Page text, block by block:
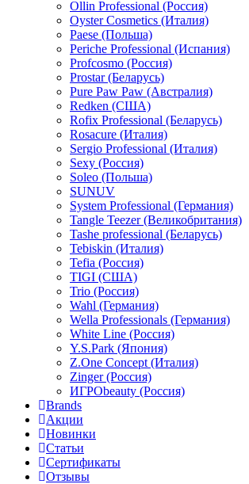
Ollin Professional (Россия)
Oyster Cosmetics (Италия)
Paese (Польша)
Periche Professional (Испания)
Profcosmo (Россия)
Prostar (Беларусь)
Pure Paw Paw (Австралия)
Redken (США)
Rofix Professional (Беларусь)
Rosacure (Италия)
Sergio Professional (Италия)
Sexy (Россия)
Soleo (Польша)
SUNUV
System Professional (Германия)
Tangle Teezer (Великобритания)
Tashe professional (Беларусь)
Tebiskin (Италия)
Tefia (Россия)
TIGI (США)
Trio (Россия)
Wahl (Германия)
Wella Professionals (Германия)
White Line (Россия)
Y.S.Park (Япония)
Z.One Concept (Италия)
Zinger (Россия)
ИГРОbeauty (Россия)
Brands
Акции
Новинки
Статьи
Сертификаты
Отзывы